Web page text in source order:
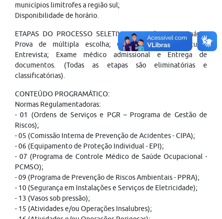
municípios limítrofes a região sul;
Disponibilidade de horário.
ETAPAS DO PROCESSO SELETIVO: Inscrição Questionário,
Prova de múltipla escolha; Case; Avaliação curricular;
Entrevista; Exame médico admissional e Entrega de
documentos. (Todas as etapas são eliminatórias e
classificatórias).
CONTEÚDO PROGRAMÁTICO:
Normas Regulamentadoras:
- 01 (Ordens de Serviços e PGR – Programa de Gestão de
Riscos);
- 05 (Comissão Interna de Prevenção de Acidentes - CIPA);
- 06 (Equipamento de Proteção Individual - EPI);
- 07 (Programa de Controle Médico de Saúde Ocupacional -
PCMSO);
- 09 (Programa de Prevenção de Riscos Ambientais - PPRA);
- 10 (Segurança em Instalações e Serviços de Eletricidade);
- 13 (Vasos sob pressão);
- 15 (Atividades e/ou Operações Insalubres);